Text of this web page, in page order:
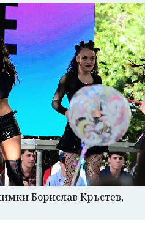
Борислав Кръстев,